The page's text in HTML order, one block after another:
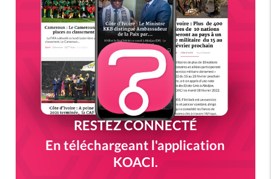
RESTEZ CONNECTÉ
En téléchargeant l'application
KOACI.